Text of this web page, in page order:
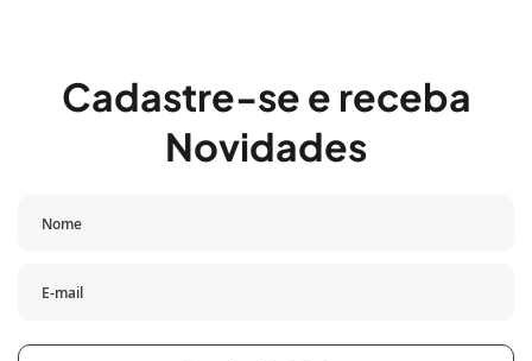
Cadastre-se e receba
Novidades